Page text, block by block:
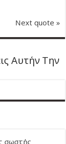
Next quote »
Αυτήν Την
σωστής